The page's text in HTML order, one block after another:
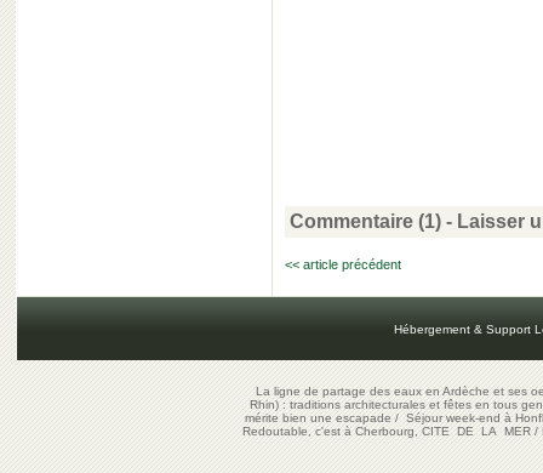
Commentaire (1) - Laisser
<< article précédent
Hébergement & Support
La ligne de partage des eaux en Ardèche et ses
Rhin) : traditions architecturales et fêtes en tous
mérite bien une escapade/Séjour week-end à
Redoutable, c'est à Cherbourg, CITE DE LA MER/